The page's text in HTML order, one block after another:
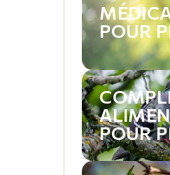
POUR
POUR